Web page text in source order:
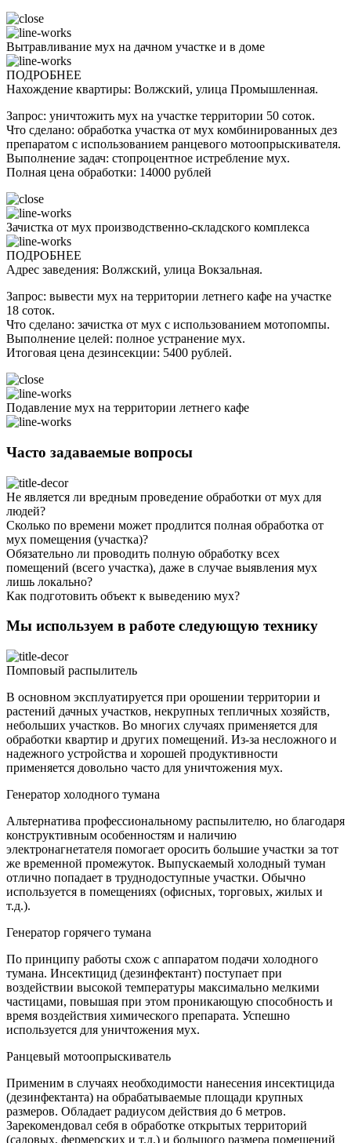
Вытравливание мух на дачном участке и в доме
ПОДРОБНЕЕ
Нахождение квартиры: Волжский, улица Промышленная.
Запрос: уничтожить мух на участке территории 50 соток.
Что сделано: обработка участка от мух комбинированных дез
препаратом с использованием ранцевого мотоопрыскивателя.
Выполнение задач: стопроцентное истребление мух.
Полная цена обработки: 14000 рублей
Зачистка от мух производственно-складского комплекса
ПОДРОБНЕЕ
Адрес заведения: Волжский, улица Вокзальная.
Запрос: вывести мух на территории летнего кафе на участке
18 соток.
Что сделано: зачистка от мух с использованием мотопомпы.
Выполнение целей: полное устранение мух.
Итоговая цена дезинсекции: 5400 рублей.
Подавление мух на территории летнего кафе
Часто задаваемые вопросы
Не является ли вредным проведение обработки от мух для
людей?
Сколько по времени может продлится полная обработка от
мух помещения (участка)?
Обязательно ли проводить полную обработку всех
помещений (всего участка), даже в случае выявления мух
лишь локально?
Как подготовить объект к выведению мух?
Мы используем в работе следующую технику
Помповый распылитель
В основном эксплуатируется при орошении территории и
растений дачных участков, некрупных тепличных хозяйств,
небольших участков. Во многих случаях применяется для
обработки квартир и других помещений. Из-за несложного и
надежного устройства и хорошей продуктивности
применяется довольно часто для уничтожения мух.
Генератор холодного тумана
Альтернатива профессиональному распылителю, но благодаря
конструктивным особенностям и наличию
электронагнетателя помогает оросить большие участки за тот
же временной промежуток. Выпускаемый холодный туман
отлично попадает в труднодоступные участки. Обычно
используется в помещениях (офисных, торговых, жилых и
т.д.).
Генератор горячего тумана
По принципу работы схож с аппаратом подачи холодного
тумана. Инсектицид (дезинфектант) поступает при
воздействии высокой температуры максимально мелкими
частицами, повышая при этом проникающую способность и
время воздействия химического препарата. Успешно
используется для уничтожения мух.
Ранцевый мотоопрыскиватель
Применим в случаях необходимости нанесения инсектицида
(дезинфектанта) на обрабатываемые площади крупных
размеров. Обладает радиусом действия до 6 метров.
Зарекомендовал себя в обработке открытых территорий
(садовых, фермерских и т.д.) и большого размера помещений